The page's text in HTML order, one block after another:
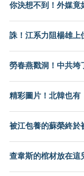
你決想不到！外媒竟
誅！江系力阻楊雄上
勞春燕戳洞！中共垮
精彩圖片！北韓也有
被江包養的蘇榮終於
查韋斯的棺材放在這